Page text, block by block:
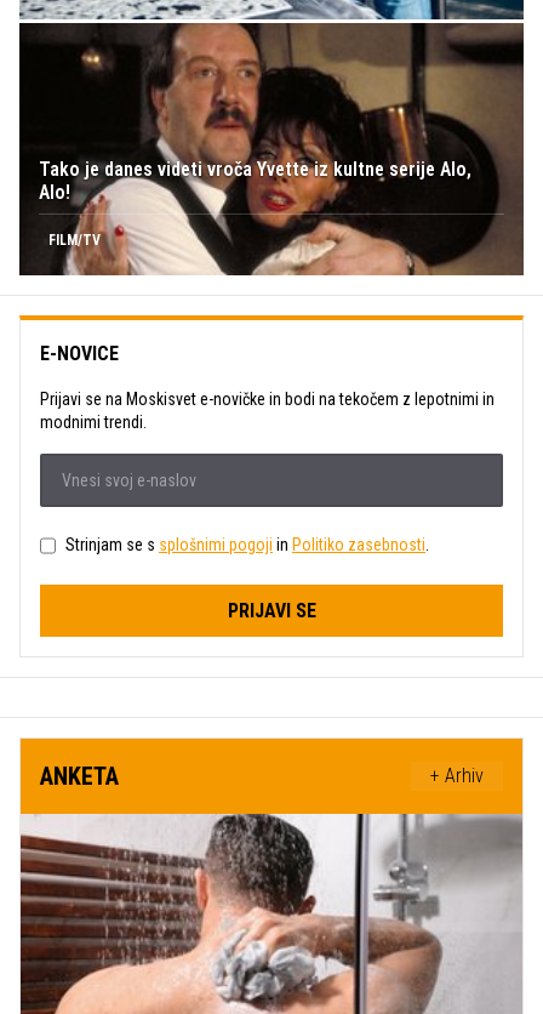
Tako je danes videti vroča Yvette iz kultne serije Alo,
Alo!
FILM/TV
E-NOVICE
Prijavi se na Moskisvet e-novičke in bodi na tekočem z lepotnimi in
modnimi trendi.
Strinjam se s splošnimi pogoji in Politiko zasebnosti.
PRIJAVI SE
ANKETA + Arhiv